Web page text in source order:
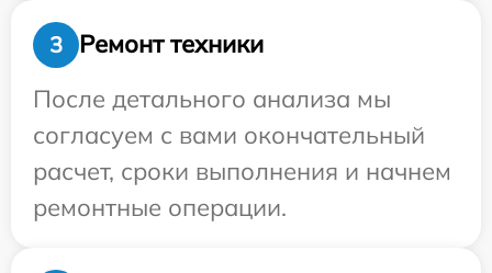
3
Ремонт техники
После детального анализа мы
согласуем с вами окончательный
расчет, сроки выполнения и начнем
ремонтные операции.